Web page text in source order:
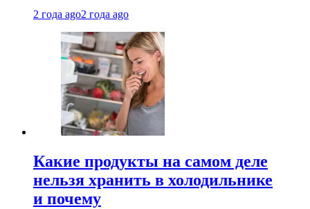
2 года ago2 года ago
Какие продукты на самом деле
нельзя хранить в холодильнике
и почему